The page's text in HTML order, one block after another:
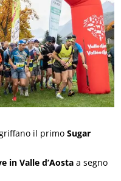
il primoSugar
in Valle d’Aosta a segno